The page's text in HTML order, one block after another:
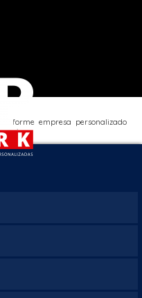
uniforme empresa personalizado
camisa